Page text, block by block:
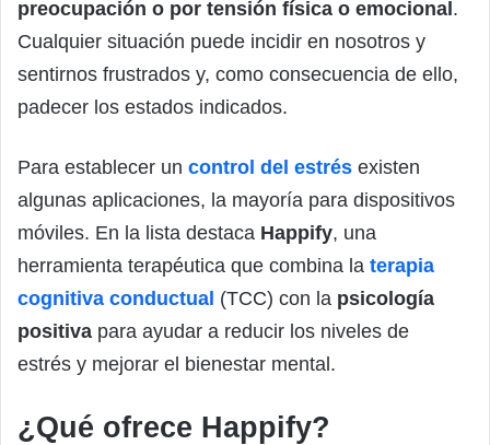
preocupación o por tensión física o emocional.
Cualquier situación puede incidir en nosotros y
sentirnos frustrados y, como consecuencia de ello,
padecer los estados indicados.
Para establecer un control del estrés existen
algunas aplicaciones, la mayoría para dispositivos
móviles. En la lista destaca Happify, una
herramienta terapéutica que combina la terapia
cognitiva conductual (TCC) con la psicología
positiva para ayudar a reducir los niveles de
estrés y mejorar el bienestar mental.
¿Qué ofrece Happify?